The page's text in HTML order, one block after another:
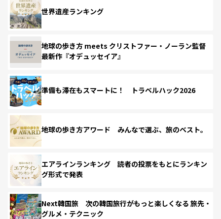
世界遺産ランキング
地球の歩き方 meets クリストファー・ノーラン監督
最新作『オデュッセイア』
準備も滞在もスマートに！ トラベルハック2026
地球の歩き方アワード みんなで選ぶ、旅のベスト。
エアラインランキング 読者の投票をもとにランキン
グ形式で発表
Next韓国旅 次の韓国旅行がもっと楽しくなる 旅先・
グルメ・テクニック